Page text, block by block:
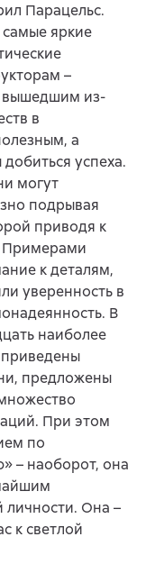
Парацельс.
яркие
–
вышедшим из-
в
а
успеха.
могут
подрывая
приводя к
Примерами
к деталям,
уверенность в
В
наиболее
приведены
предложены
При этом
по
– наоборот, она
Она –
к светлой